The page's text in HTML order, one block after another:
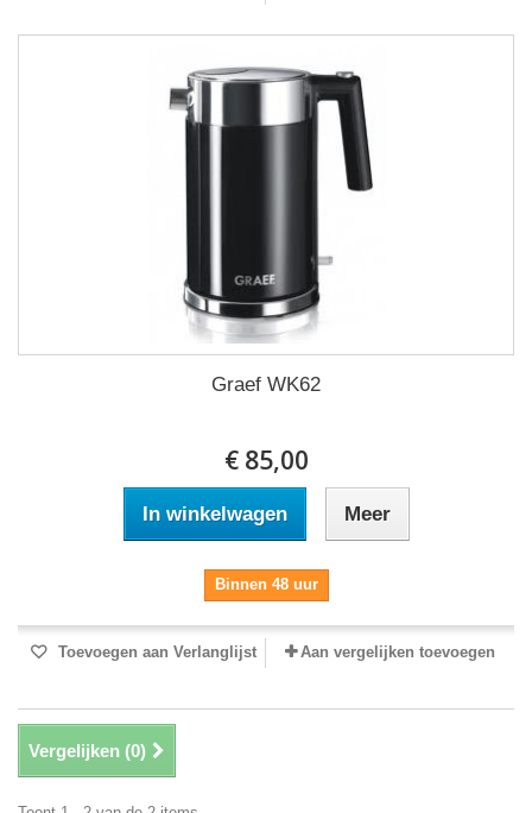
Graef WK62
€ 85,00
In winkelwagen Meer
Binnen 48 uur
Toevoegen aan Verlanglijst Aan vergelijken toevoegen
Vergelijken (0)